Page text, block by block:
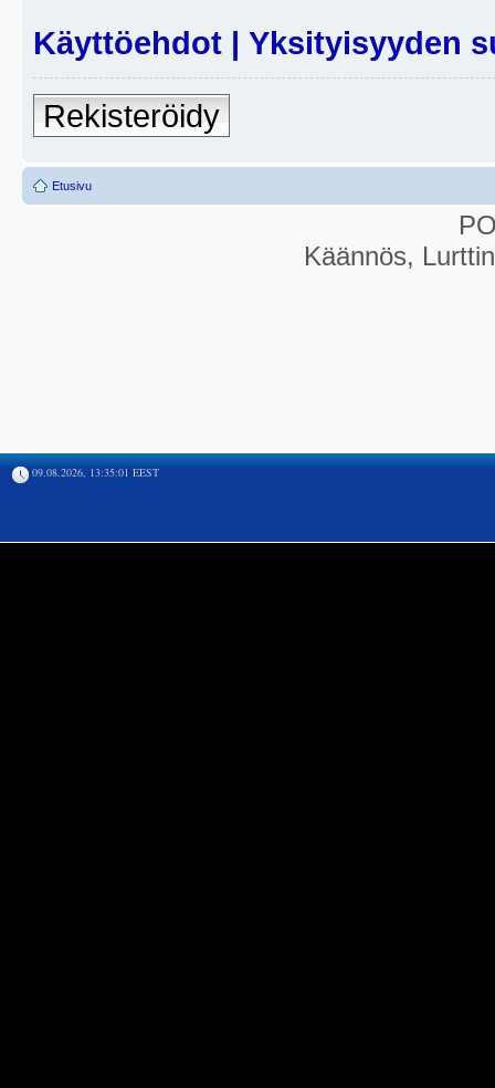
Käyttöehdot | Yksityisyyden
Rekisteröidy
Etusivu
Käännös,
09.08.2026, 13:35:01 EEST